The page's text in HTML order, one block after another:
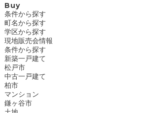
Buy
条件から探す
町名から探す
学区から探す
現地販売会情報
条件から探す
新築一戸建て
松戸市
中古一戸建て
柏市
マンション
鎌ヶ谷市